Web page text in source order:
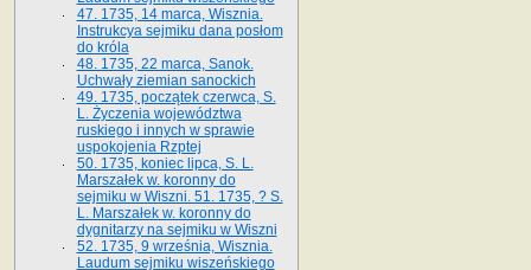
47. 1735, 14 marca, Wisznia.
Instrukcya sejmiku dana posłom
do króla
48. 1735, 22 marca, Sanok.
Uchwały ziemian sanockich
49. 1735, początek czerwca, S.
L. Życzenia województwa
ruskiego i innych w sprawie
uspokojenia Rzptej
50. 1735, koniec lipca, S. L.
Marszałek w. koronny do
sejmiku w Wiszni. 51. 1735, ? S.
L. Marszałek w. koronny do
dygnitarzy na sejmiku w Wiszni
52. 1735, 9 września, Wisznia.
Laudum sejmiku wiszeńskiego